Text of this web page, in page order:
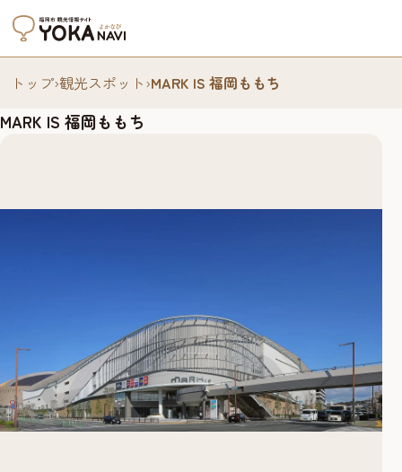
トップ›観光スポット›MARK IS 福岡ももち
MARK IS 福岡ももち